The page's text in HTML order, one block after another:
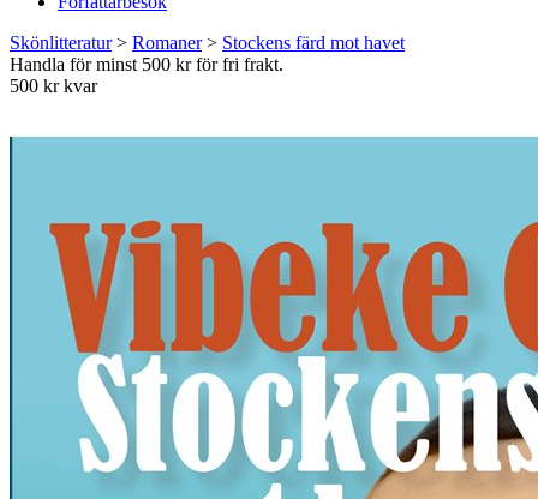
Skönlitteratur> Romaner> Stockens färd mot havet
Handla för minst 500 kr för fri frakt.
500 kr kvar